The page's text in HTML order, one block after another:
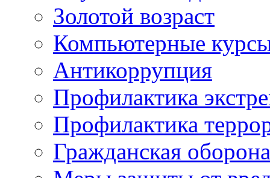
Золотой возраст
Компьютерные
Антикоррупция
Профилактика
Профилактика
Гражданская оборона